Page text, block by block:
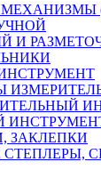
И
ЗАКЛЕПКИ
СТЕПЛЕРЫ,